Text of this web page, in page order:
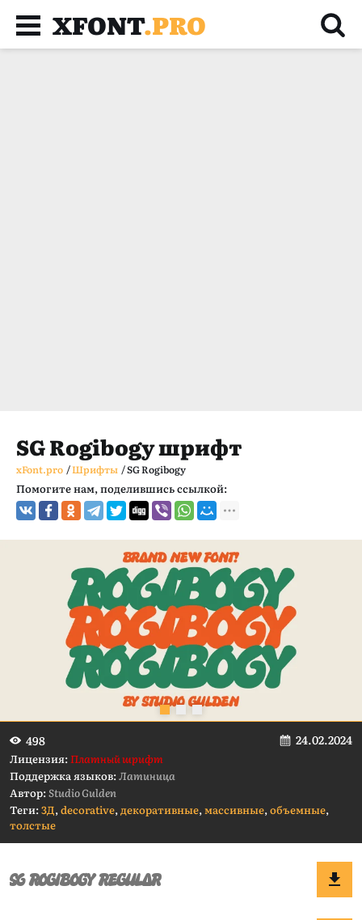
XFONT.PRO
SG Rogibogy шрифт
xFont.pro /Шрифты /SG Rogibogy
Помогите нам, поделившись ссылкой:
498 24.02.2024
Лицензия:Платный шрифт
Поддержка языков:Латиница
Автор:Studio Gulden
Теги:3Д,decorative,декоративные,массивные,объемные,
толстые